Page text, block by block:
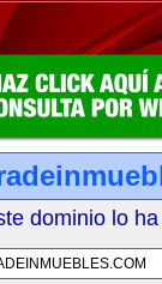
dominio lo